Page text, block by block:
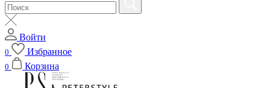
Войти
0 Избранное
0 Корзина